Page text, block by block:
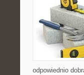
odpowiednio